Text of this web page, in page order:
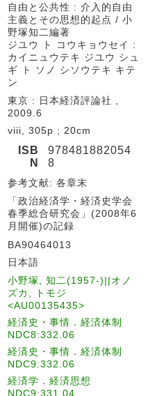
自由と公共性 : 介入的自由
主義とその思想的起点 / 小
野塚知二編著
ジユウ ト コウキョウセイ :
カイニュウテキ ジユウ シュ
ギ ト ソノ シソウテキ キテ
ン
東京 : 日本経済評論社 ,
2009.6
viii, 305p ; 20cm
ISB
N
978481882054
8
参考文献: 各章末
「政治経済学・経済史学会
春季総合研究会」(2008年6
月開催)の記録
BA90464013
日本語
小野塚, 知二(1957-)||オノ
ズカ, トモジ
<AU00135435>
経済史・事情．経済体制
NDC8:332.06
経済史・事情．経済体制
NDC9:332.06
経済学．経済思想
NDC9:331.04